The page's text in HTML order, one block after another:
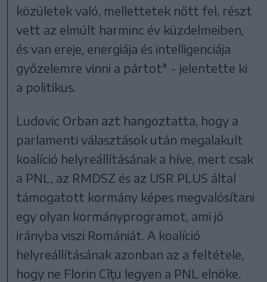
közületek való, mellettetek nőtt fel, részt
vett az elmúlt harminc év küzdelmeiben,
és van ereje, energiája és intelligenciája
győzelemre vinni a pártot" - jelentette ki
a politikus.
Ludovic Orban azt hangoztatta, hogy a
parlamenti választások után megalakult
koalíció helyreállításának a híve, mert csak
a PNL, az RMDSZ és az USR PLUS által
támogatott kormány képes megvalósítani
egy olyan kormányprogramot, ami jó
irányba viszi Romániát. A koalíció
helyreállításának azonban az a feltétele,
hogy ne Florin Cîţu legyen a PNL elnöke.